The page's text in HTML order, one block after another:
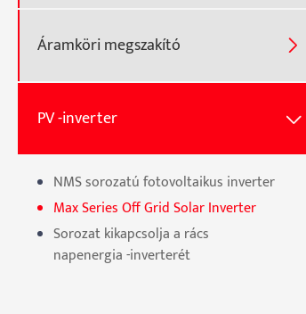
Áramköri megszakító 
PV -inverter 
NMS sorozatú fotovoltaikus inverter
Max Series Off Grid Solar Inverter
Sorozat kikapcsolja a rács
napenergia -inverterét